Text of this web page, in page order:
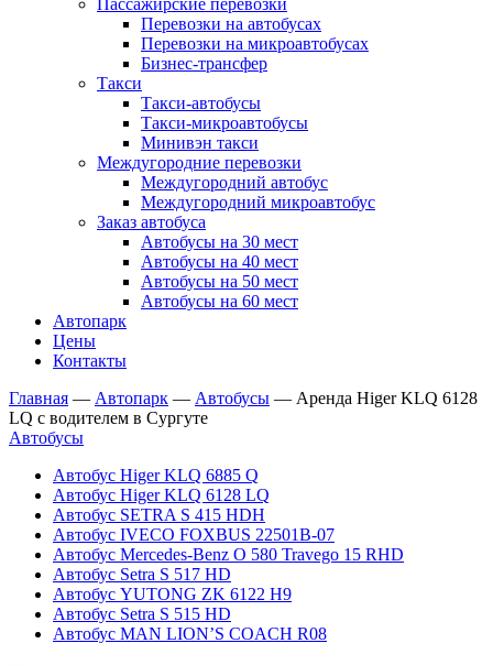
Пассажирские перевозки
Перевозки на автобусах
Перевозки на микроавтобусах
Бизнес-трансфер
Такси
Такси-автобусы
Такси-микроавтобусы
Минивэн такси
Междугородние перевозки
Междугородний автобус
Междугородний микроавтобус
Заказ автобуса
Автобусы на 30 мест
Автобусы на 40 мест
Автобусы на 50 мест
Автобусы на 60 мест
Автопарк
Цены
Контакты
Главная — Автопарк — Автобусы — Аренда Higer KLQ 6128
LQ с водителем в Сургуте
Автобусы
Автобус Higer KLQ 6885 Q
Автобус Higer KLQ 6128 LQ
Автобус SETRA S 415 HDH
Автобус IVECO FOXBUS 22501В-07
Автобус Mercedes-Benz O 580 Travego 15 RHD
Автобус Setra S 517 HD
Автобус YUTONG ZK 6122 H9
Автобус Setra S 515 HD
Автобус MAN LION’S COACH R08